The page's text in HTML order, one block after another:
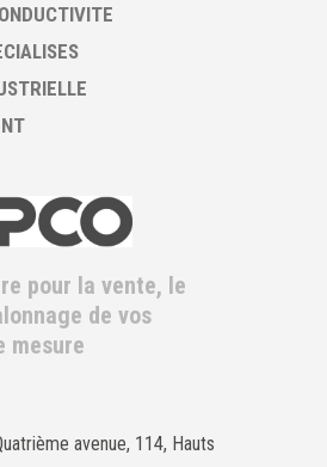
pour la vente, le
de vos
mesure
avenue, 114, Hauts